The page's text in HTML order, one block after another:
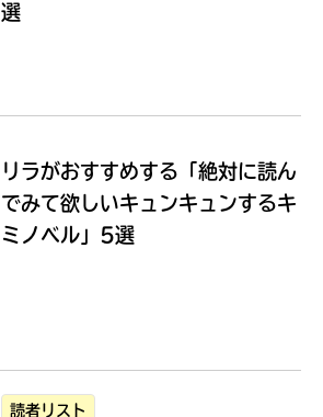
Loading...
選
リラがおすすめする 「絶対に読ん
でみて欲しいキュンキュンするキ
ミノベル」5選
読者リスト